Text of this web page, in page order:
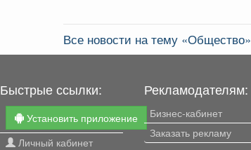
Все новости на тему «Общество»
Быстрые ссылки:
Установить приложение
Личный кабинет
Рекламодателям:
Бизнес-кабинет
Заказать рекламу